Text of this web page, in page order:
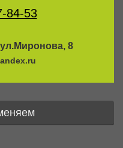
84-53
8